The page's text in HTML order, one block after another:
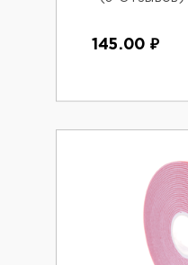
145.00 ₽